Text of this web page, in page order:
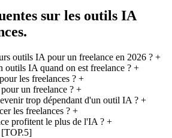
sur les outils IA
outils IA pour un freelance en 2026 ? +
outils IA quand on est freelance ? +
les freelances ? +
un freelance ? +
trop dépendant d'un outil IA ? +
les freelances ? +
profitent le plus de l'IA ? +
[TOP.5]